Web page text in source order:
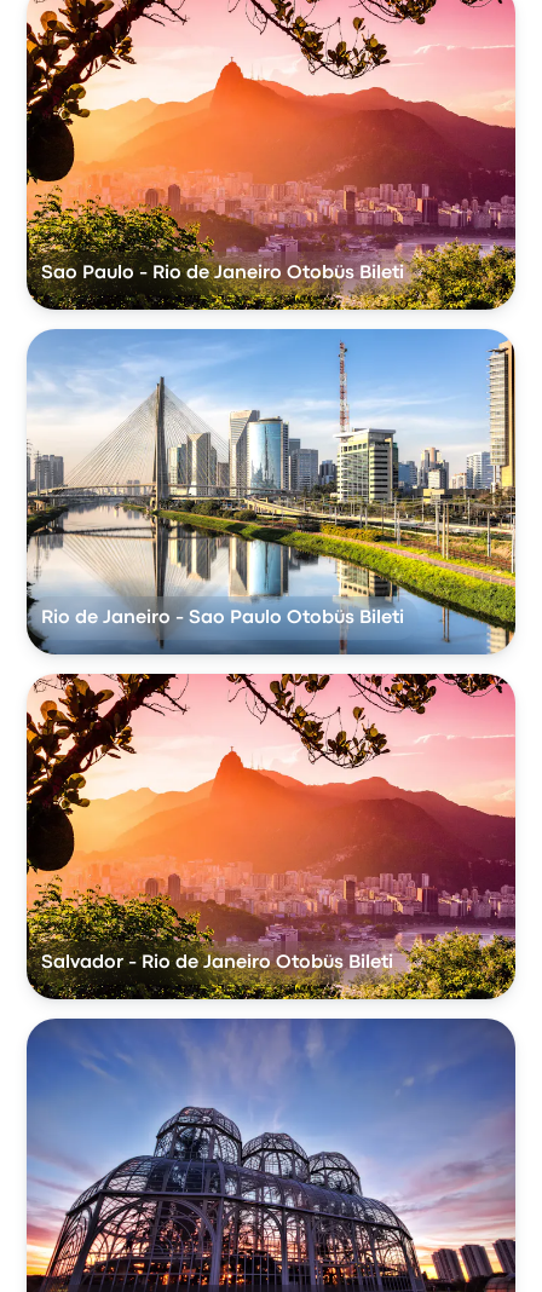
Sao Paulo - Rio de Janeiro Otobüs Bileti
Rio de Janeiro - Sao Paulo Otobüs Bileti
Salvador - Rio de Janeiro Otobüs Bileti